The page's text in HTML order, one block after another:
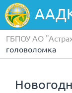
ГБПОУ АО
головоломка